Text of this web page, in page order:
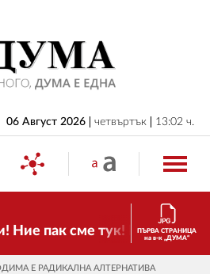
06 Август 2026 четвъртък 13:02 ч.
пак сме тук! Времето се
ПЪРВА СТРАНИЦА
на в-к „ДУМА“
Е РАДИКАЛНА АЛТЕРНАТИВА
БЪЛГАРИЯ
ИКОНОМИКА
ИЗБОРИ
СВЯТ